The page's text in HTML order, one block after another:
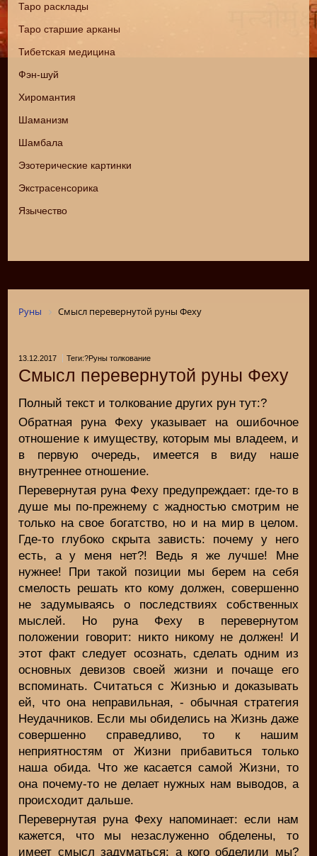
Таро расклады
Таро старшие арканы
Тибетская медицина
Фэн-шуй
Хиромантия
Шаманизм
Шамбала
Эзотерические картинки
Экстрасенсорика
Язычество
Руны Смысл перевернутой руны Феху
13.12.2017 Теги:?Руны толкование
Смысл перевернутой руны Феху
Полный текст и толкование других рун тут:?
Обратная руна Феху указывает на ошибочное
отношение к имуществу, которым мы владеем, и
в первую очередь, имеется в виду наше
внутреннее отношение.
Перевернутая руна Феху предупреждает: где-то в
душе мы по-прежнему с жадностью смотрим не
только на свое богатство, но и на мир в целом.
Где-то глубоко скрыта зависть: почему у него
есть, а у меня нет?! Ведь я же лучше! Мне
нужнее! При такой позиции мы берем на себя
смелость решать кто кому должен, совершенно
не задумываясь о последствиях собственных
мыслей. Но руна Феху в перевернутом
положении говорит: никто никому не должен! И
этот факт следует осознать, сделать одним из
основных девизов своей жизни и почаще его
вспоминать. Считаться с Жизнью и доказывать
ей, что она неправильная, - обычная стратегия
Неудачников. Если мы обиделись на Жизнь даже
совершенно справедливо, то к нашим
неприятностям от Жизни прибавиться только
наша обида. Что же касается самой Жизни, то
она почему-то не делает нужных нам выводов, а
происходит дальше.
Перевернутая руна Феху напоминает: если нам
кажется, что мы незаслуженно обделены, то
имеет смысл задуматься: а кого обделили мы?